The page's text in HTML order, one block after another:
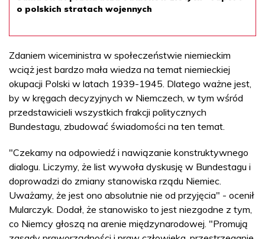
o polskich stratach wojennych
Zdaniem wiceministra w społeczeństwie niemieckim
wciąż jest bardzo mała wiedza na temat niemieckiej
okupacji Polski w latach 1939-1945. Dlatego ważne jest,
by w kręgach decyzyjnych w Niemczech, w tym wśród
przedstawicieli wszystkich frakcji politycznych
Bundestagu, zbudować świadomości na ten temat.
"Czekamy na odpowiedź i nawiązanie konstruktywnego
dialogu. Liczymy, że list wywoła dyskusję w Bundestagu i
doprowadzi do zmiany stanowiska rządu Niemiec.
Uważamy, że jest ono absolutnie nie od przyjęcia" - ocenił
Mularczyk. Dodał, że stanowisko to jest niezgodne z tym,
co Niemcy głoszą na arenie międzynarodowej. "Promują